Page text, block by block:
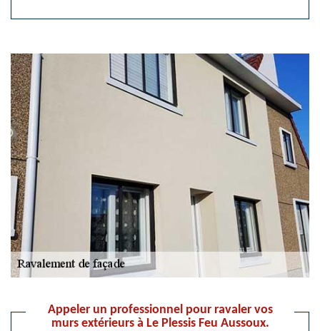
Appeler un professionnel pour ravaler vos
murs extérieurs à Le Plessis Feu Aussoux.